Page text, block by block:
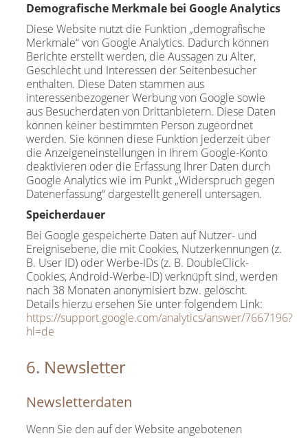
Demografische Merkmale bei Google Analytics
Diese Website nutzt die Funktion „demografische
Merkmale“ von Google Analytics. Dadurch können
Berichte erstellt werden, die Aussagen zu Alter,
Geschlecht und Interessen der Seitenbesucher
enthalten. Diese Daten stammen aus
interessenbezogener Werbung von Google sowie
aus Besucherdaten von Drittanbietern. Diese Daten
können keiner bestimmten Person zugeordnet
werden. Sie können diese Funktion jederzeit über
die Anzeigeneinstellungen in Ihrem Google-Konto
deaktivieren oder die Erfassung Ihrer Daten durch
Google Analytics wie im Punkt „Widerspruch gegen
Datenerfassung“ dargestellt generell untersagen.
Speicherdauer
Bei Google gespeicherte Daten auf Nutzer- und
Ereignisebene, die mit Cookies, Nutzerkennungen (z.
B. User ID) oder Werbe-IDs (z. B. DoubleClick-
Cookies, Android-Werbe-ID) verknüpft sind, werden
nach 38 Monaten anonymisiert bzw. gelöscht.
Details hierzu ersehen Sie unter folgendem Link:
https://support.google.com/analytics/answer/7667196?
hl=de
6. Newsletter
Newsletterdaten
Wenn Sie den auf der Website angebotenen